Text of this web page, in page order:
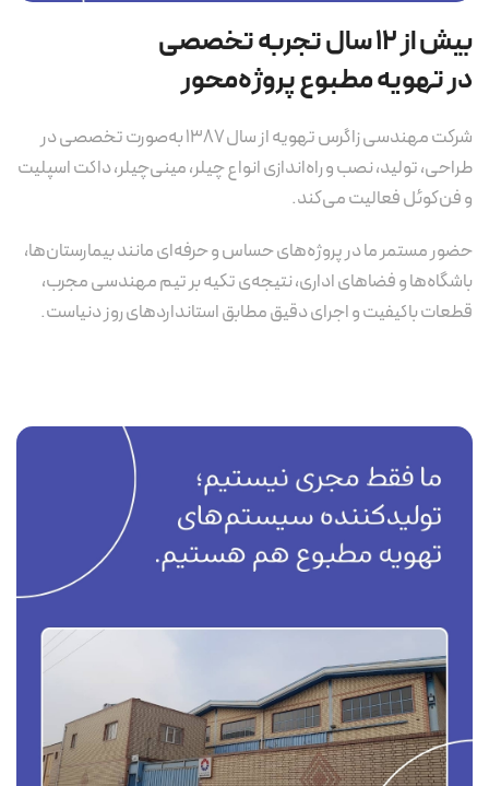
بیش از ۱۲ سال تجربه تخصصی
در تهویه مطبوع پروژه‌محور
شرکت مهندسی زاگرس تهویه از سال ۱۳۸۷ به‌صورت تخصصی در
طراحی، تولید، نصب و راه‌اندازی انواع چیلر، مینی‌چیلر، داکت اسپلیت
و فن‌کوئل فعالیت می‌کند.
حضور مستمر ما در پروژه‌های حساس و حرفه‌ای مانند بیمارستان‌ها،
باشگاه‌ها و فضاهای اداری، نتیجه‌ی تکیه بر تیم مهندسی مجرب،
قطعات باکیفیت و اجرای دقیق مطابق استانداردهای روز دنیاست.